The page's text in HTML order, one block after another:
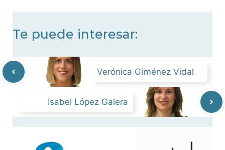
Te puede interesar:
Verónica Giménez Vidal
Isabel López Galera